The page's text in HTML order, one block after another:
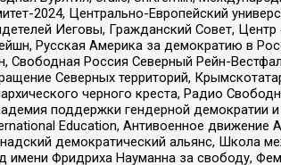
2024, Центрально-Европейский
Иеговы, Гражданский Совет,
Русская Америка за демократию в
Свободная Россия Северный Рейн-
Северных территорий,
черного креста, Радио
поддержки гендерной демократии
Education, Антивоенное движение
демократический альянс, Школа
имени Фридриха Науманна за свободу,